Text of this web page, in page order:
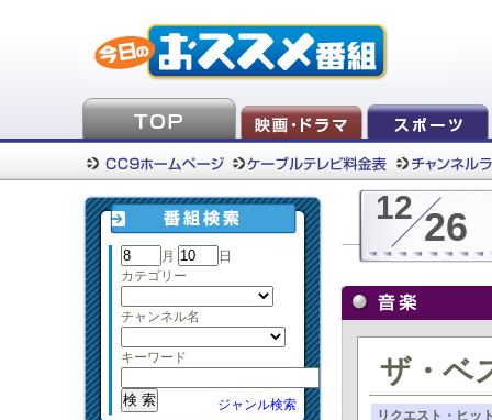
月
日
カテゴリー
チャンネル名
キーワード
ジャンル検索
12 26
ザ・ベ
リクエスト・ヒッ